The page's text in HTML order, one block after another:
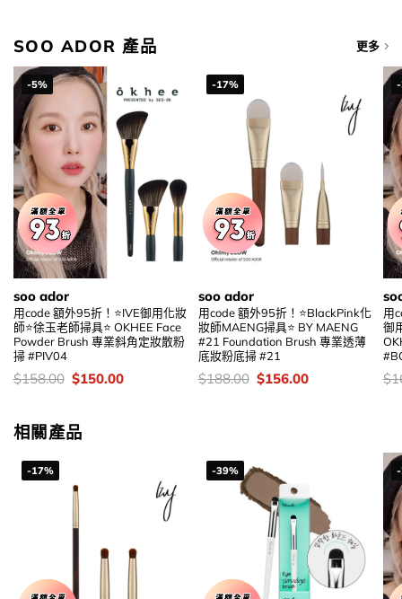
SOO ADOR 產品 更多
-5%
soo ador
用code 額外95折！⭐IVE御用化妝
師⭐徐玉老師掃具⭐ OKHEE Face
Powder Brush 專業斜角定妝散粉
掃 #PIV04
價
$158.00 Original
$150.00Current
-17%
soo ador
用code 額外95折！⭐BlackPink化
妝師MAENG掃具⭐ BY MAENG
#21 Foundation Brush 專業透薄
底妝粉底掃 #21
價
$188.00 Original
$156.00Current
用
御
價
$
相關產品
-17% -39%